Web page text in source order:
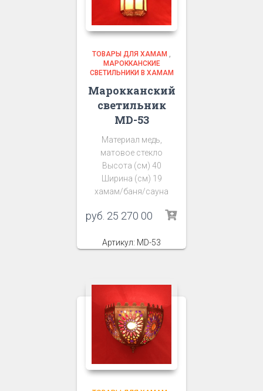
ТОВАРЫ ДЛЯ ХАМАМ ,
МАРОККАНСКИЕ
СВЕТИЛЬНИКИ В ХАМАМ
Марокканский
светильник
MD-53
Материал медь,
матовое стекло
Высота (см) 40
Ширина (см) 19
хамам/баня/сауна
руб. 25 270 00
Артикул: MD-53